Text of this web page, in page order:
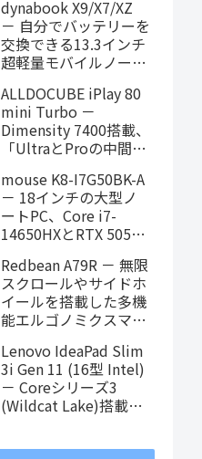
価格に！
dynabook X9/X7/XZ
－ 自分でバッテリーを
交換できる13.3インチ
超軽量モバイルノート
に！
ALLDOCUBE iPlay 80
mini Turbo －
Dimensity 7400搭載、
「UltraとProの中間ス
タブレット、発売記念
価格は29,999円！
mouse K8-I7G50BK-A
－ 18インチの大型ノ
ートPC、Core i7-
14650HXとRTX 5050
エイティブも快適にこ
なせます
Redbean A79R － 無限
スクロールやサイドホ
イールを搭載した多機
能エルゴノミクスマウ
ィング中
Lenovo IdeaPad Slim
3i Gen 11 (16型 Intel)
－ Coreシリーズ3
(Wildcat Lake)搭載の